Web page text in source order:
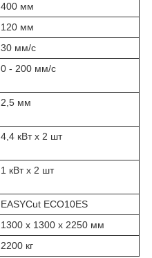
400 мм
120 мм
30 мм/с
0 - 200 мм/с
2,5 мм
4,4 кВт х 2 шт
1 кВт х 2 шт
EASYCut ECO10ES
1300 x 1300 x 2250 мм
2200 кг